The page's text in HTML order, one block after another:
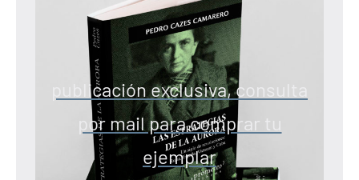
publicación exclusiva, consulta
por mail para comprar tu
ejemplar